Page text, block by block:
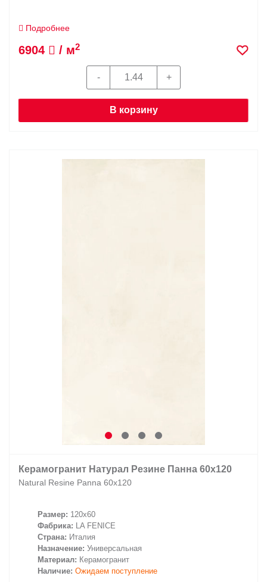
Подробнее
6904 / м2
В корзину
Керамогранит Натурал Резине Панна 60х120
Natural Resine Panna 60х120
Размер: 120x60
Фабрика: LA FENICE
Страна: Италия
Назначение: Универсальная
Материал: Керамогранит
Наличие: Ожидаем поступление